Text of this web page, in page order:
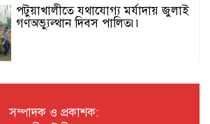
পটুয়াখালীতে যথাযোগ্য মর্যাদায় জুলাই
গণঅভ্যুল্থান দিবস পালিত৷৷
সম্পাদক ও প্রকাশক: